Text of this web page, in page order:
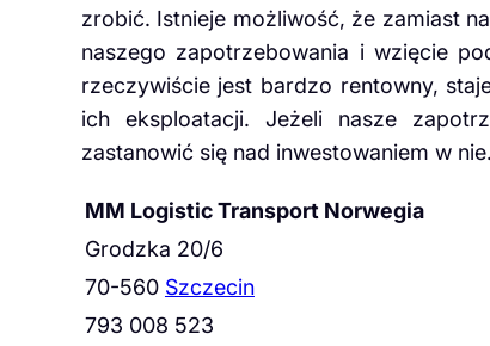
zrobić. Istnieje możliwość, że zamiast
naszego zapotrzebowania i wzięcie
rzeczywiście jest bardzo rentowny,
ich eksploatacji. Jeżeli nasze
zastanowić się nad inwestowaniem w nie.
MM Logistic Transport Norwegia
Grodzka 20/6
70-560 Szczecin
793 008 523